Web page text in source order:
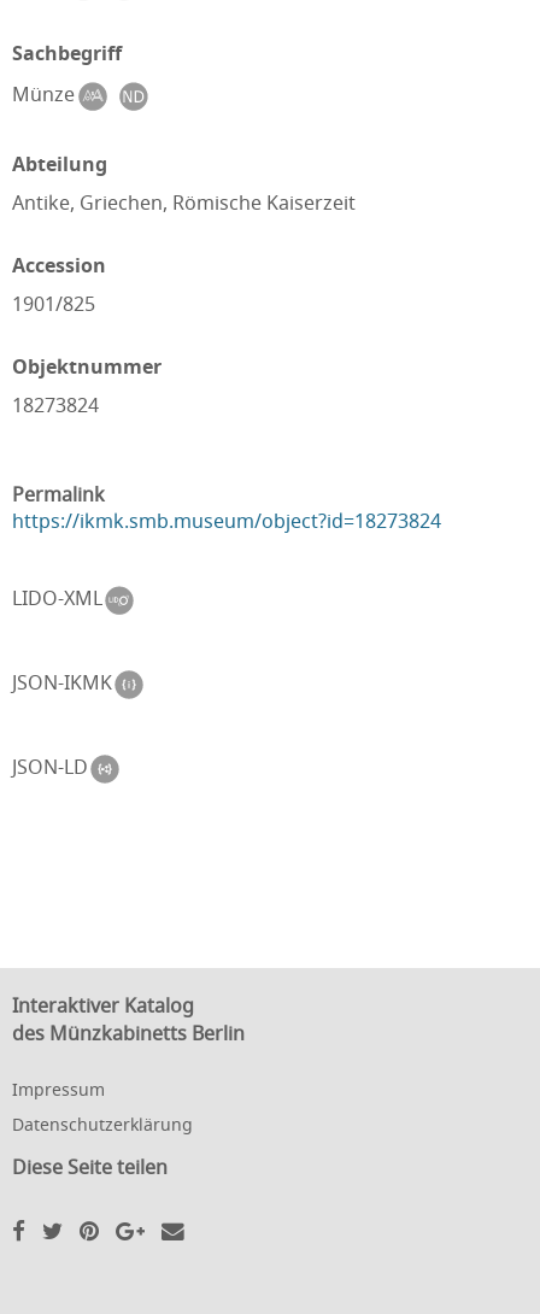
Sachbegriff
Münze
Abteilung
Antike, Griechen, Römische Kaiserzeit
Accession
1901/825
Objektnummer
18273824
Permalink
https://ikmk.smb.museum/object?id=18273824
LIDO-XML
JSON-IKMK
JSON-LD
Interaktiver Katalog
des Münzkabinetts Berlin
Impressum
Datenschutzerklärung
Diese Seite teilen